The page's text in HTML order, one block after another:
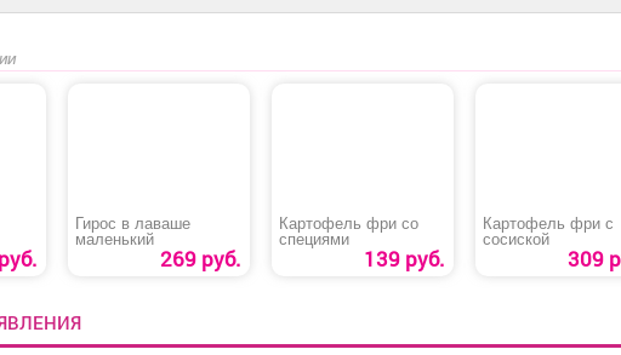
Гирос в лаваше
маленький
269 руб.
Картофель фри со
специями
139 руб.
Картофель фри с
сосиской
309